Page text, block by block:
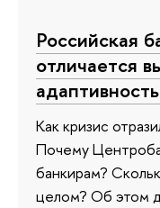
Российская
отличается
Как кризис
Почему
банкирам?
целом? Об этом